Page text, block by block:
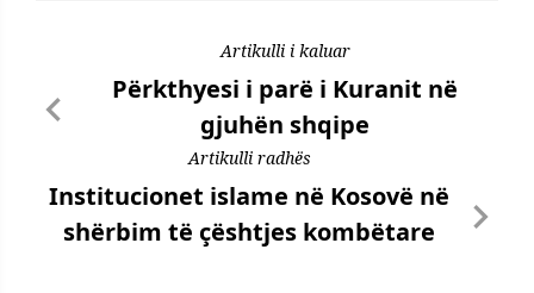
Artikulli i kaluar
Përkthyesi i parë i Kuranit në
gjuhën shqipe
Artikulli radhës
Institucionet islame në Kosovë në
shërbim të çështjes kombëtare